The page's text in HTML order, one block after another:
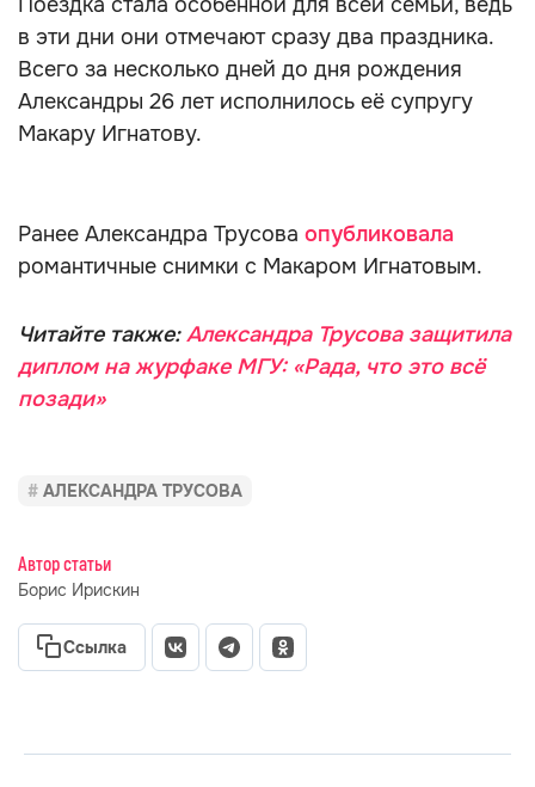
в эти дни они отмечают сразу два праздника.
Всего за несколько дней до дня рождения
Александры 26 лет исполнилось её супругу
Макару Игнатову.
Ранее Александра Трусова опубликовала
романтичные снимки с Макаром Игнатовым.
Читайте также:Александра Трусова защитила
диплом на журфаке МГУ: «Рада, что это всё
позади»
АЛЕКСАНДРА ТРУСОВА
Автор статьи
Борис Ирискин
Ссылка